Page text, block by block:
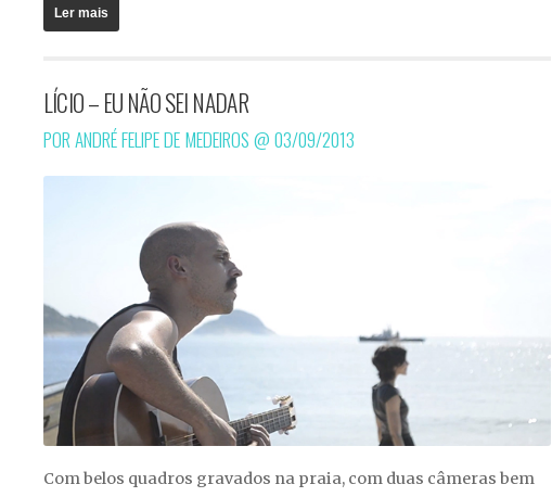
Ler mais
LÍCIO – EU NÃO SEI NADAR
POR ANDRÉ FELIPE DE MEDEIROS @03/09/2013
Com belos quadros gravados na praia, com duas câmeras bem